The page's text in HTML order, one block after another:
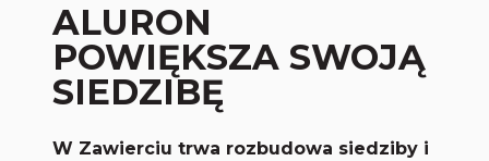
ALURON
POWIĘKSZA SWOJĄ
SIEDZIBĘ
W Zawierciu trwa rozbudowa siedziby i